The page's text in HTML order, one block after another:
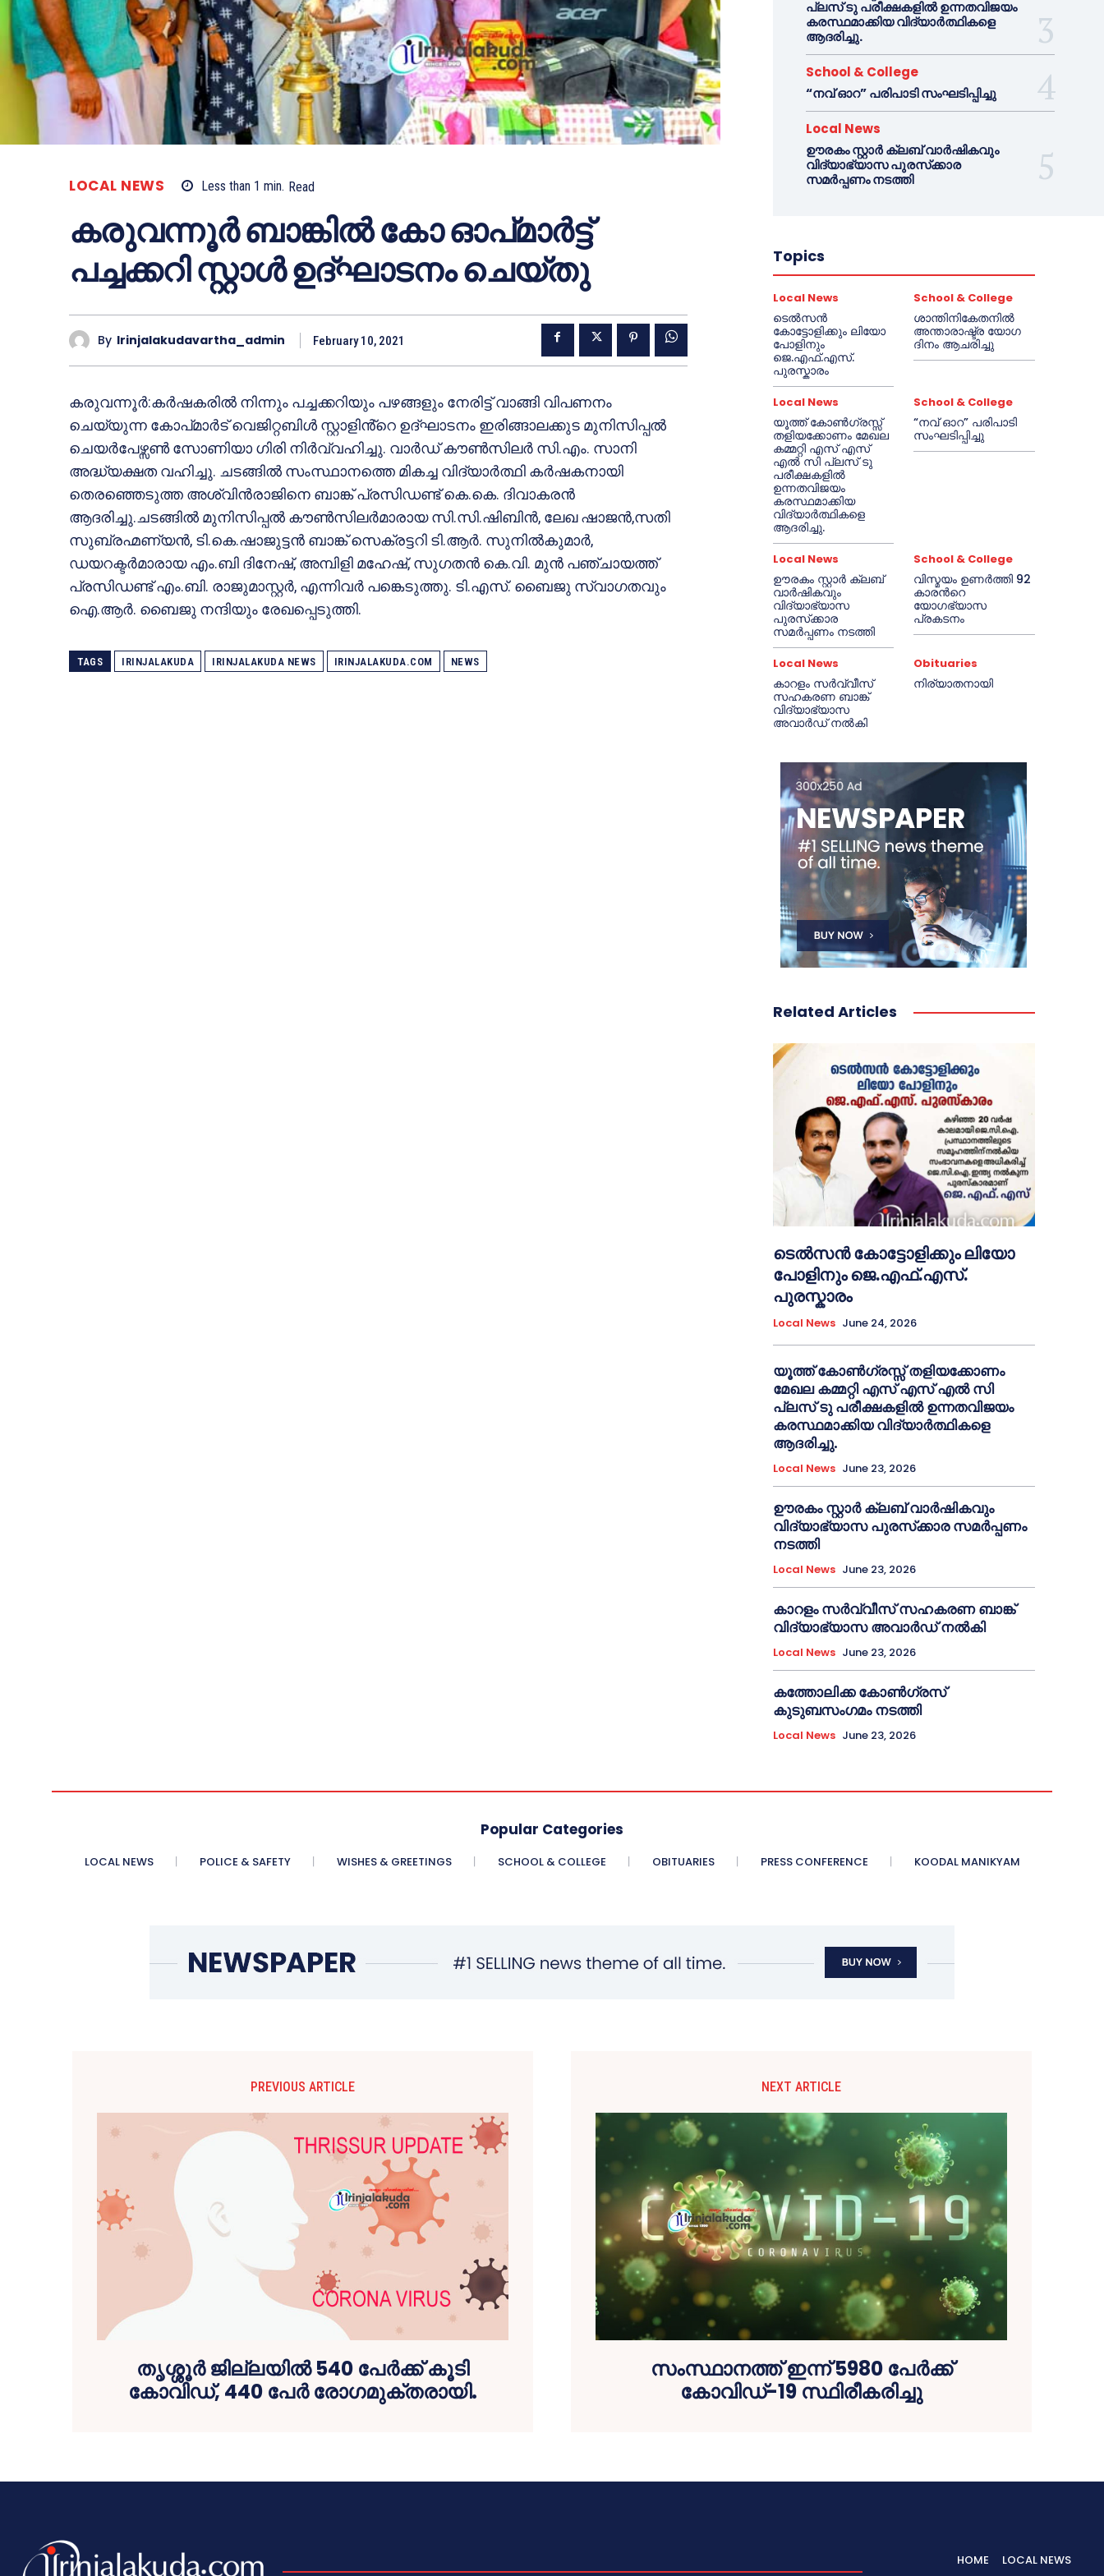
LOCAL NEWS Less than 1 min. Read
കരുവന്നൂർ ബാങ്കിൽ കോ ഓപ്മാർട്ട്
പച്ചക്കറി സ്റ്റാൾ ഉദ്ഘാടനം ചെയ്തു
By Irinjalakudavartha_admin February 10, 2021
കരുവന്നൂർ:കർഷകരിൽ നിന്നും പച്ചക്കറിയും പഴങ്ങളും നേരിട്ട് വാങ്ങി വിപണനം
ചെയ്യുന്ന കോപ്മാർട് വെജിറ്റബിൾ സ്റ്റാളിൻ്റെ ഉദ്ഘാടനം ഇരിങ്ങാലക്കുട മുനിസിപ്പൽ
ചെയർപേഴ്സൺ സോണിയാ ഗിരി നിർവ്വഹിച്ചു. വാർഡ് കൗൺസിലർ സി.എം. സാനി
അദ്ധ്യക്ഷത വഹിച്ചു. ചടങ്ങിൽ സംസ്ഥാനത്തെ മികച്ച വിദ്യാർത്ഥി കർഷകനായി
തെരഞ്ഞെടുത്ത അശ്വിൻരാജിനെ ബാങ്ക് പ്രസിഡണ്ട് കെ.കെ. ദിവാകരൻ
ആദരിച്ചു.ചടങ്ങിൽ മുനിസിപ്പൽ കൗൺസിലർമാരായ സി.സി.ഷിബിൻ, ലേഖ ഷാജൻ,സതി
സുബ്രഹ്മണ്യൻ, ടി.കെ.ഷാജുട്ടൻ ബാങ്ക് സെക്രട്ടറി ടി.ആർ. സുനിൽകുമാർ,
ഡയറക്ടർമാരായ എം.ബി ദിനേഷ്, അമ്പിളി മഹേഷ്, സുഗതൻ കെ.വി. മുൻ പഞ്ചായത്ത്
പ്രസിഡണ്ട് എം.ബി. രാജുമാസ്റ്റർ, എന്നിവർ പങ്കെടുത്തു. ടി.എസ്. ബൈജു സ്വാഗതവും
ഐ.ആർ. ബൈജു നന്ദിയും രേഖപ്പെടുത്തി.
TAGS IRINJALAKUDA IRINJALAKUDA NEWS IRINJALAKUDA.COM NEWS
പ്ലസ് ടു പരീക്ഷകളിൽ ഉന്നതവിജയം
കരസ്ഥമാക്കിയ വിദ്യാർത്ഥികളെ
ആദരിച്ചു.
School & College
“നവ് ഓറ” പരിപാടി സംഘടിപ്പിച്ചു
Local News
ഊരകം സ്റ്റാർ ക്ലബ് വാർഷികവും
വിദ്യാഭ്യാസ പുരസ്‌ക്കാര
സമർപ്പണം നടത്തി
Topics
Local News
ടെൽസൻ
കോട്ടോളിക്കും ലിയോ
പോളിനും
ജെ.എഫ്.എസ്.
പുരസ്കാരം
School & College
ശാന്തിനികേതനിൽ
അന്താരാഷ്ട്ര യോഗ
ദിനം ആചരിച്ചു
Local News
യൂത്ത് കോൺഗ്രസ്സ്
തളിയക്കോണം മേഖല
കമ്മറ്റി എസ് എസ്
എൽ സി പ്ലസ് ടു
പരീക്ഷകളിൽ
ഉന്നതവിജയം
കരസ്ഥമാക്കിയ
വിദ്യാർത്ഥികളെ
ആദരിച്ചു.
School & College
“നവ് ഓറ” പരിപാടി
സംഘടിപ്പിച്ചു
Local News
ഊരകം സ്റ്റാർ ക്ലബ്
വാർഷികവും
വിദ്യാഭ്യാസ
പുരസ്‌ക്കാര
സമർപ്പണം നടത്തി
School & College
വിസ്മയം ഉണർത്തി 92
കാരൻറെ
യോഗഭ്യാസ
പ്രകടനം
Local News
കാറളം സർവ്വീസ്
സഹകരണ ബാങ്ക്
വിദ്യാഭ്യാസ
അവാർഡ് നൽകി
Obituaries
നിര്യാതനായി
Related Articles
ടെൽസൻ കോട്ടോളിക്കും ലിയോ
പോളിനും ജെ.എഫ്.എസ്.
പുരസ്കാരം
Local News June 24, 2026
യൂത്ത് കോൺഗ്രസ്സ് തളിയക്കോണം
മേഖല കമ്മറ്റി എസ് എസ് എൽ സി
പ്ലസ് ടു പരീക്ഷകളിൽ ഉന്നതവിജയം
കരസ്ഥമാക്കിയ വിദ്യാർത്ഥികളെ
ആദരിച്ചു.
Local News June 23, 2026
ഊരകം സ്റ്റാർ ക്ലബ് വാർഷികവും
വിദ്യാഭ്യാസ പുരസ്‌ക്കാര സമർപ്പണം
നടത്തി
Local News June 23, 2026
കാറളം സർവ്വീസ് സഹകരണ ബാങ്ക്
വിദ്യാഭ്യാസ അവാർഡ് നൽകി
Local News June 23, 2026
കത്തോലിക്ക കോൺഗ്രസ്
കുടുബസംഗമം നടത്തി
Local News June 23, 2026
Popular Categories
LOCAL NEWS POLICE & SAFETY WISHES & GREETINGS SCHOOL & COLLEGE OBITUARIES PRESS CONFERENCE KOODAL MANIKYAM
PREVIOUS ARTICLE
തൃശ്ശൂര്‍ ജില്ലയില്‍ 540 പേര്‍ക്ക് കൂടി
കോവിഡ്, 440 പേര്‍ രോഗമുക്തരായി.
NEXT ARTICLE
സംസ്ഥാനത്ത് ഇന്ന് 5980 പേര്‍ക്ക്
കോവിഡ്-19 സ്ഥിരീകരിച്ചു
HOME
LOCAL NEWS